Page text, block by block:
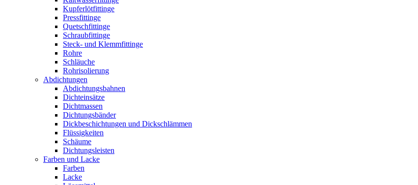
Kupferlötfittinge
Pressfittinge
Quetschfittinge
Schraubfittinge
Steck- und Klemmfittinge
Rohre
Schläuche
Rohrisolierung
Abdichtungen
Abdichtungsbahnen
Dichteinsätze
Dichtmassen
Dichtungsbänder
Dickbeschichtungen und Dickschlämmen
Flüssigkeiten
Schäume
Dichtungsleisten
Farben und Lacke
Farben
Lacke